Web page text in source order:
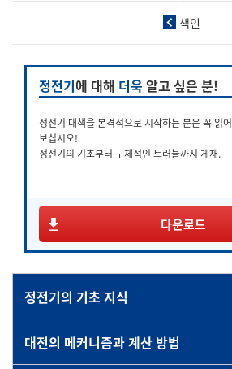
색인
정전기에 대해 더욱 알고 싶은 분!
정전기 대책을 본격적으로 시작하는 분은 꼭 읽어
보십시오!
정전기의 기초부터 구체적인 트러블까지 게재.
다운로드
정전기의 기초 지식
대전의 메커니즘과 계산 방법